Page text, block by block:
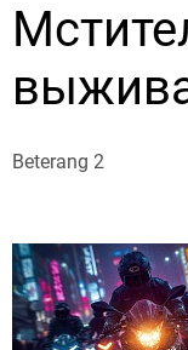
Beterang 2